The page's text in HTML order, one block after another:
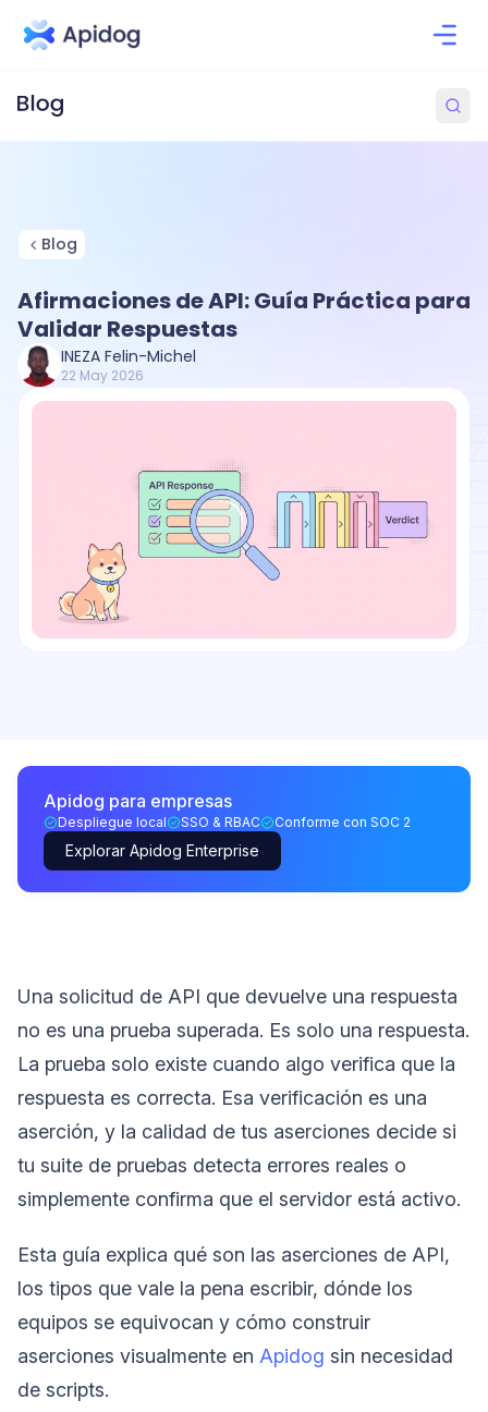
Blog
Afirmaciones de API: Guía Práctica para
Validar Respuestas
INEZA Felin-Michel
22 May 2026
Apidog para empresas
Despliegue local SSO & RBAC Conforme con SOC 2
Explorar Apidog Enterprise
Una solicitud de API que devuelve una respuesta
no es una prueba superada. Es solo una respuesta.
La prueba solo existe cuando algo verifica que la
respuesta es correcta. Esa verificación es una
aserción, y la calidad de tus aserciones decide si
tu suite de pruebas detecta errores reales o
simplemente confirma que el servidor está activo.
Esta guía explica qué son las aserciones de API,
los tipos que vale la pena escribir, dónde los
equipos se equivocan y cómo construir
aserciones visualmente en Apidog sin necesidad
de scripts.